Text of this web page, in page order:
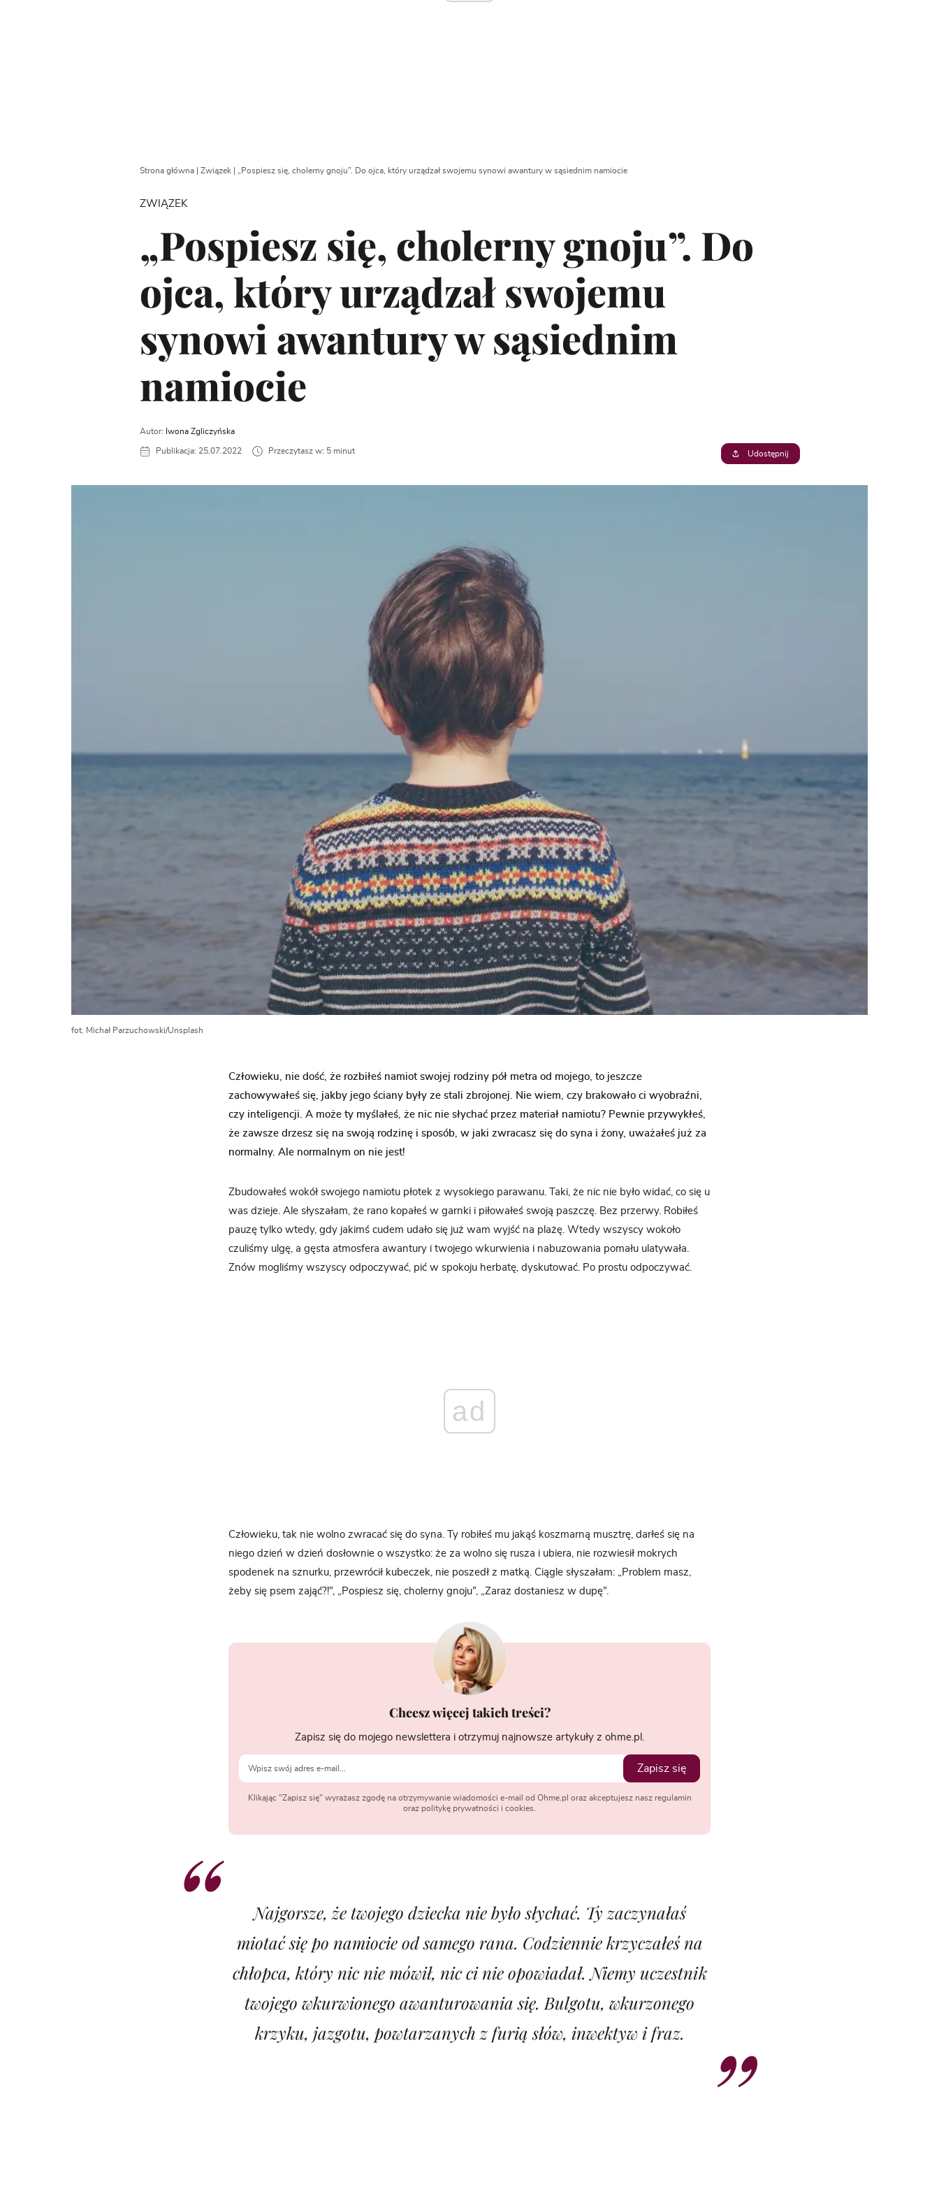
Strona główna| Związek| „Pospiesz się, cholerny gnoju”. Do ojca, który urządzał swojemu synowi awantury w sąsiednim namiocie
ZWIĄZEK
„Pospiesz się, cholerny gnoju”. Do
ojca, który urządzał swojemu
synowi awantury w sąsiednim
namiocie
Autor: Iwona Zgliczyńska
Publikacja: 25.07.2022 Przeczytasz w: 5 minut Udostępnij
fot. Michał Parzuchowski/Unsplash
Człowieku, nie dość, że rozbiłeś namiot swojej rodziny pół metra od mojego, to jeszcze
zachowywałeś się, jakby jego ściany były ze stali zbrojonej. Nie wiem, czy brakowało ci wyobraźni,
czy inteligencji. A może ty myślałeś, że nic nie słychać przez materiał namiotu? Pewnie przywykłeś,
że zawsze drzesz się na swoją rodzinę i sposób, w jaki zwracasz się do syna i żony, uważałeś już za
normalny. Ale normalnym on nie jest!
Zbudowałeś wokół swojego namiotu płotek z wysokiego parawanu. Taki, że nic nie było widać, co się u
was dzieje. Ale słyszałam, że rano kopałeś w garnki i piłowałeś swoją paszczę. Bez przerwy. Robiłeś
pauzę tylko wtedy, gdy jakimś cudem udało się już wam wyjść na plażę. Wtedy wszyscy wokoło
czuliśmy ulgę, a gęsta atmosfera awantury i twojego wkurwienia i nabuzowania pomału ulatywała.
Znów mogliśmy wszyscy odpoczywać, pić w spokoju herbatę, dyskutować. Po prostu odpoczywać.
ad
Człowieku, tak nie wolno zwracać się do syna. Ty robiłeś mu jakąś koszmarną musztrę, darłeś się na
niego dzień w dzień dosłownie o wszystko: że za wolno się rusza i ubiera, nie rozwiesił mokrych
spodenek na sznurku, przewrócił kubeczek, nie poszedł z matką. Ciągle słyszałam: „Problem masz,
żeby się psem zająć?!”, „Pospiesz się, cholerny gnoju”, „Zaraz dostaniesz w dupę”.
Chcesz więcej takich treści?
Zapisz się do mojego newslettera i otrzymuj najnowsze artykuły z ohme.pl.
Zapisz się
Klikając "Zapisz się" wyrażasz zgodę na otrzymywanie wiadomości e-mail od Ohme.pl oraz akceptujesz nasz regulamin
oraz politykę prywatności i cookies.
Najgorsze, że twojego dziecka nie było słychać. Ty zaczynałaś
miotać się po namiocie od samego rana. Codziennie krzyczałeś na
chłopca, który nic nie mówił, nic ci nie opowiadał. Niemy uczestnik
twojego wkurwionego awanturowania się. Bulgotu, wkurzonego
krzyku, jazgotu, powtarzanych z furią słów, inwektyw i fraz.